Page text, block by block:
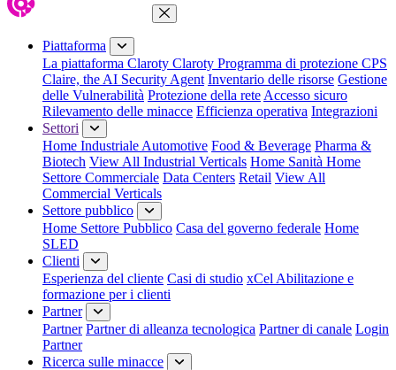
Chiudi menu
Piattaforma
La piattaforma Claroty Claroty Programma di protezione CPS
Claire, the AI Security Agent Inventario delle risorse Gestione
delle Vulnerabilità Protezione della rete Accesso sicuro
Rilevamento delle minacce Efficienza operativa Integrazioni
Settori
Home Industriale Automotive Food & Beverage Pharma &
Biotech View All Industrial Verticals Home Sanità Home
Settore Commerciale Data Centers Retail View All
Commercial Verticals
Settore pubblico
Home Settore Pubblico Casa del governo federale Home
SLED
Clienti
Esperienza del cliente Casi di studio xCel Abilitazione e
formazione per i clienti
Partner
Partner Partner di alleanza tecnologica Partner di canale Login
Partner
Ricerca sulle minacce